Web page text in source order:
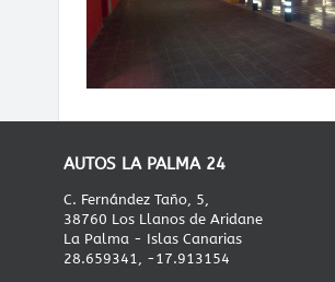
AUTOS LA PALMA 24
C. Fernández Taño, 5,
38760 Los Llanos de Aridane
La Palma - Islas Canarias
28.659341, -17.913154